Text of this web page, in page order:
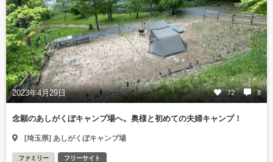
2023年4月29日 72 8
念願のあしがくぼキャンプ場へ。奥様と初めての夫婦キャンプ！
[埼玉県] あしがくぼキャンプ場
ファミリー フリーサイト